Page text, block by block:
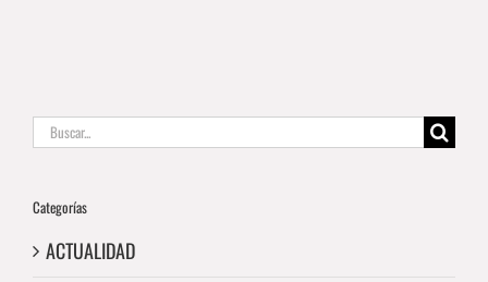
Buscar:
Categorías
ACTUALIDAD